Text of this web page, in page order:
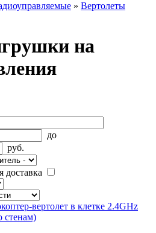
» Вертолеты
на
до
руб.
доставка
вертолет в клетке 2.4GHz
стенам)